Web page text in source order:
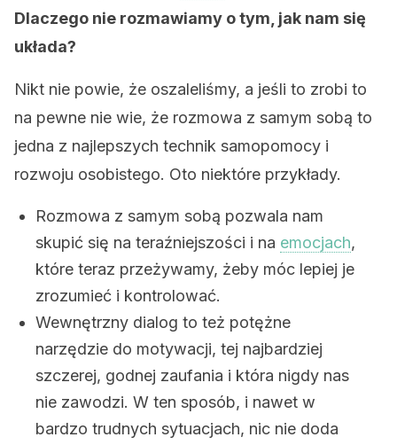
Dlaczego nie rozmawiamy o tym, jak nam się
układa?
Nikt nie powie, że oszaleliśmy, a jeśli to zrobi to
na pewne nie wie, że rozmowa z samym sobą to
jedna z najlepszych technik samopomocy i
rozwoju osobistego. Oto niektóre przykłady.
Rozmowa z samym sobą pozwala nam
skupić się na teraźniejszości i na emocjach,
które teraz przeżywamy, żeby móc lepiej je
zrozumieć i kontrolować.
Wewnętrzny dialog to też potężne
narzędzie do motywacji, tej najbardziej
szczerej, godnej zaufania i która nigdy nas
nie zawodzi. W ten sposób, i nawet w
bardzo trudnych sytuacjach, nic nie doda